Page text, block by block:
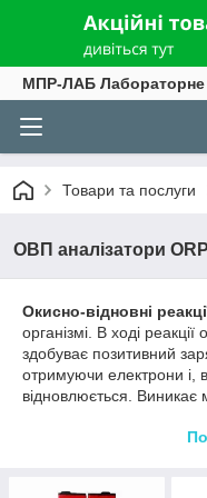
МПР-ЛАБ Лабораторне
Товари та послуги
ОВП аналізатори ORP
Окисно-відновні
організмі. В ході
здобуває позитивний
отримуючи електрони і,
відновлюється.
потенціалом (ОВП або
милливольтах (mV).